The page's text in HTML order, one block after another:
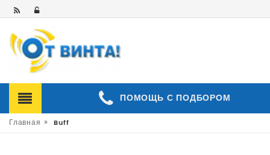
ПОМОЩЬ С ПОДБОРОМ
Главная » Buff